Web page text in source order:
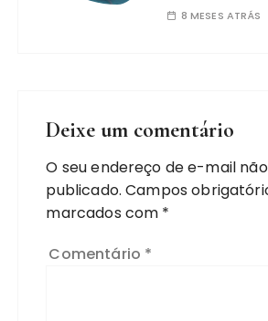
8 MESES ATRÁS
Deixe um comentário
O seu endereço de e-mail
publicado. Campos
marcados com *
Comentário *